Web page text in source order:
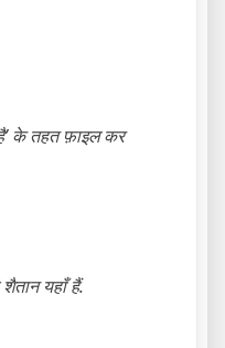
के तहत फ़ाइल कर
यहाँ हैं.